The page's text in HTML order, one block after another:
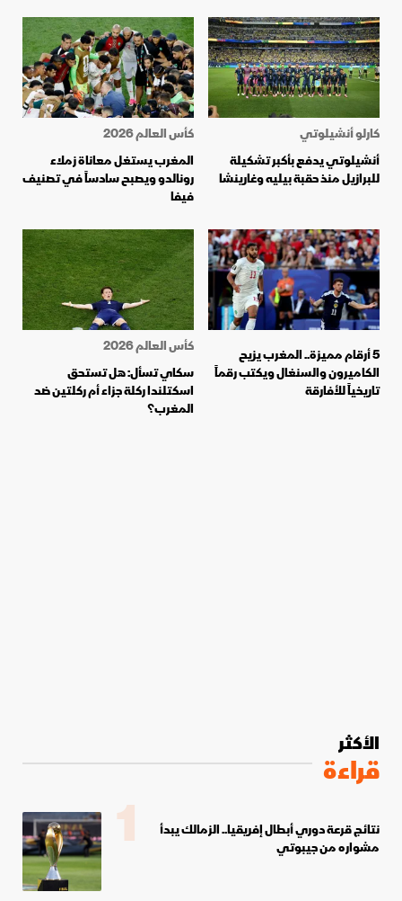
كارلو أنشيلوتي
أنشيلوتي يدفع بأكبر تشكيلة
للبرازيل منذ حقبة بيليه وغارينشا
كأس العالم 2026
المغرب يستغل معاناة زملاء
رونالدو ويصبح سادساً في تصنيف
فيفا
5 أرقام مميزة.. المغرب يزيح
الكاميرون والسنغال ويكتب رقماً
تاريخياً للأفارقة
كأس العالم 2026
سكاي تسأل: هل تستحق
اسكتلندا ركلة جزاء أم ركلتين ضد
المغرب؟
الأكثر
قراءة
نتائج قرعة دوري أبطال إفريقيا.. الزمالك يبدأ
مشواره من جيبوتي
1